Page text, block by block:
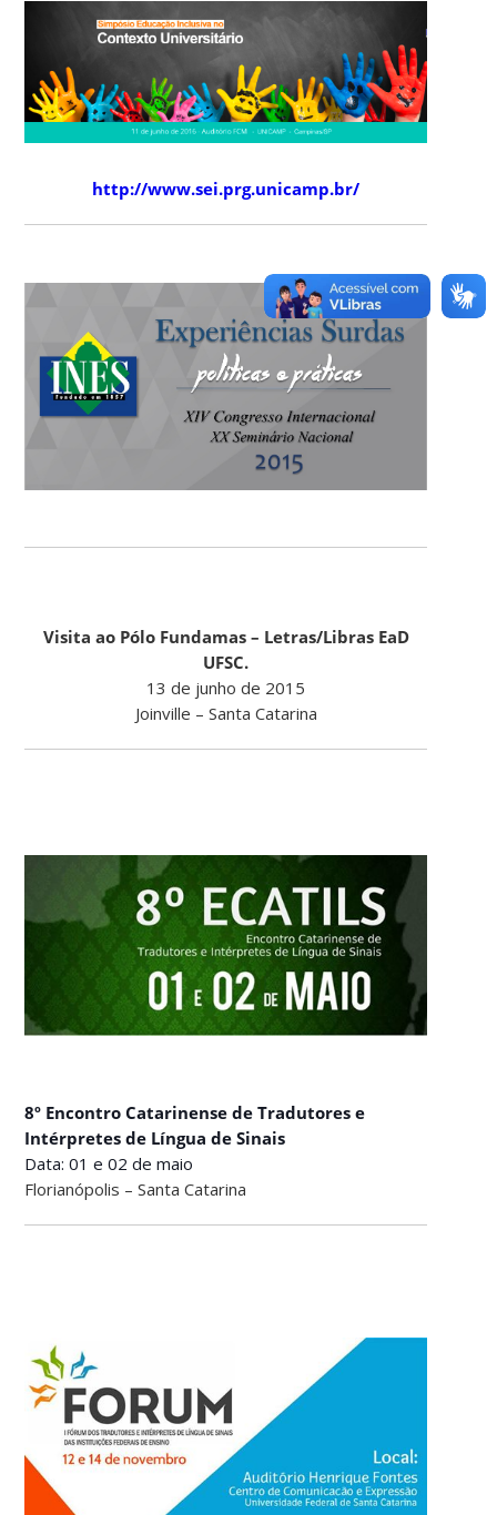
http://www.sei.prg.unicamp.br/
Visita ao Pólo Fundamas – Letras/Libras EaD
UFSC.
13 de junho de 2015
Joinville – Santa Catarina
8º Encontro Catarinense de Tradutores e
Intérpretes de Língua de Sinais
Data: 01 e 02 de maio
Florianópolis – Santa Catarina